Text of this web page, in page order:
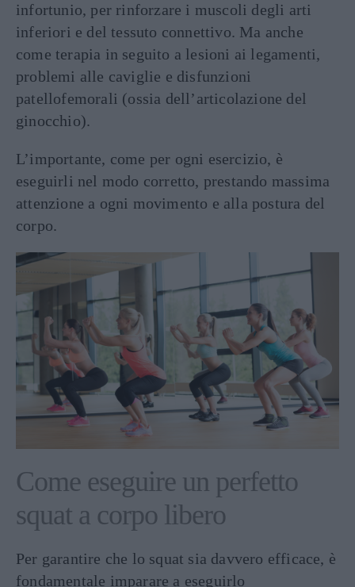
infortunio, per rinforzare i muscoli degli arti
inferiori e del tessuto connettivo. Ma anche
come terapia in seguito a lesioni ai legamenti,
problemi alle caviglie e disfunzioni
patellofemorali (ossia dell’articolazione del
ginocchio).
L’importante, come per ogni esercizio, è
eseguirli nel modo corretto, prestando massima
attenzione a ogni movimento e alla postura del
corpo.
Come eseguire un perfetto
squat a corpo libero
Per garantire che lo squat sia davvero efficace, è
fondamentale imparare a eseguirlo